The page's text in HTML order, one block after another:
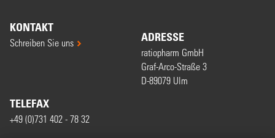
KONTAKT
Schreiben Sie uns ADRESSE
ratiopharm GmbH
Graf-Arco-Straße 3
D-89079 Ulm
TELEFAX
+49 (0)731 402 - 78 32